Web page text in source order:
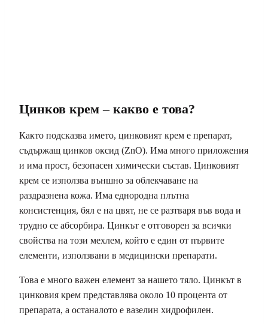
Цинков крем – какво е това?
Както подсказва името, цинковият крем е препарат,
съдържащ цинков оксид (ZnO). Има много приложения
и има прост, безопасен химически състав. Цинковият
крем се използва външно за облекчаване на
раздразнена кожа. Има еднородна плътна
консистенция, бял е на цвят, не се разтваря във вода и
трудно се абсорбира. Цинкът е отговорен за всички
свойства на този мехлем, който е един от първите
елементи, използвани в медицински препарати.
Това е много важен елемент за нашето тяло. Цинкът в
цинковия крем представлява около 10 процента от
препарата, а останалото е вазелин хидрофилен.